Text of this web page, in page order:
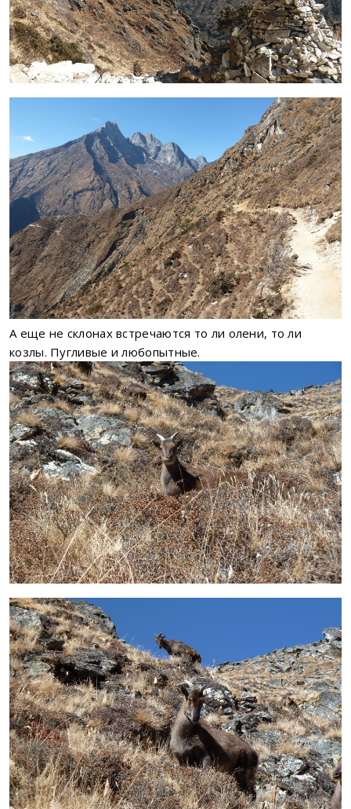
А еще не склонах встречаются то ли олени, то ли
козлы. Пугливые и любопытные.